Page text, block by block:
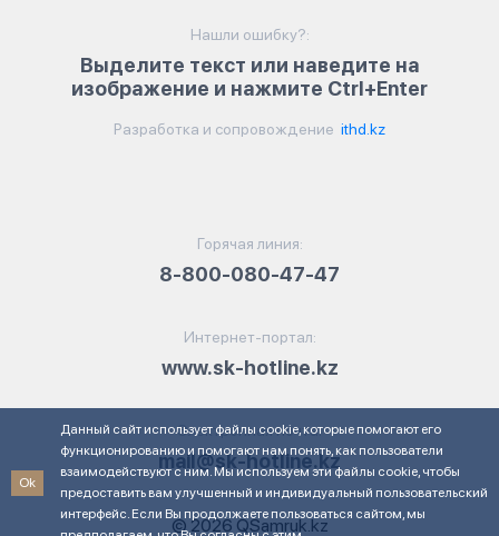
Нашли ошибку?:
Выделите текст или наведите на
изображение и нажмите Ctrl+Enter
Разработка и сопровождение ithd.kz
Горячая линия:
8-800-080-47-47
Интернет-портал:
www.sk-hotline.kz
Электронная почта:
mail@sk-hotline.kz
© 2026 QSamruk.kz
Ok
Данный сайт использует файлы cookie, которые помогают его
функционированию и помогают нам понять, как пользователи
взаимодействуют с ним. Мы используем эти файлы cookie, чтобы
предоставить вам улучшенный и индивидуальный пользовательский
интерфейс. Если Вы продолжаете пользоваться сайтом, мы